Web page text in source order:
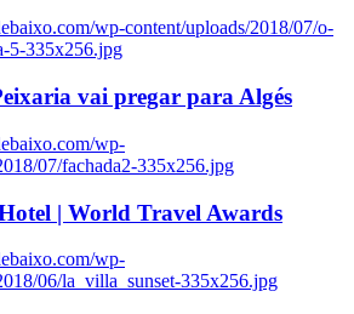
wp-content/uploads/2018/07/o-
5-335x256.jpg
vai pregar para Algés
wp-
07/fachada2-335x256.jpg
| World Travel Awards
wp-
06/la_villa_sunset-335x256.jpg